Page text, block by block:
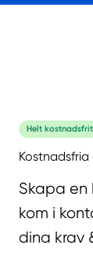
Helt
Skapa
kom i
dina krav